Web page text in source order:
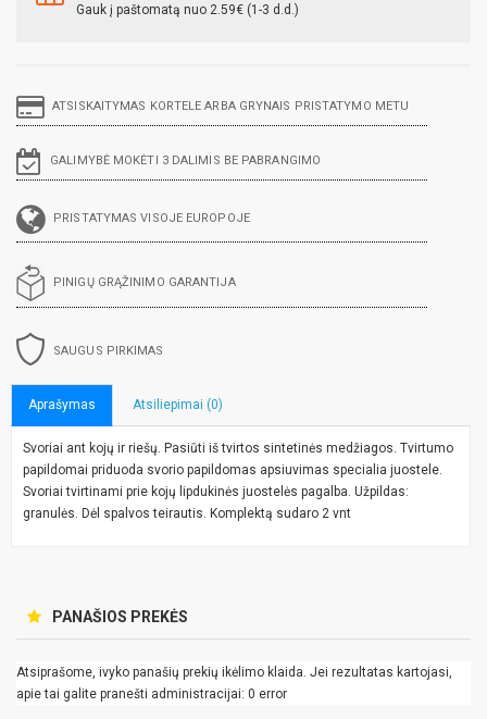
Gauk į paštomatą nuo 2.59€ (1-3 d.d.)
ATSISKAITYMAS KORTELE ARBA GRYNAIS PRISTATYMO METU
GALIMYBĖ MOKĖTI 3 DALIMIS BE PABRANGIMO
PRISTATYMAS VISOJE EUROPOJE
PINIGŲ GRĄŽINIMO GARANTIJA
SAUGUS PIRKIMAS
Aprašymas Atsiliepimai (0)
Svoriai ant kojų ir riešų. Pasiūti iš tvirtos sintetinės medžiagos. Tvirtumo
papildomai priduoda svorio papildomas apsiuvimas specialia juostele.
Svoriai tvirtinami prie kojų lipdukinės juostelės pagalba. Užpildas:
granulės. Dėl spalvos teirautis. Komplektą sudaro 2 vnt
PANAŠIOS PREKĖS
Atsiprašome, ivyko panašių prekių ikėlimo klaida. Jei rezultatas kartojasi,
apie tai galite pranešti administracijai: 0 error